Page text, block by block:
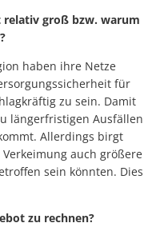
relativ groß bzw. warum
haben ihre Netze
für
zu sein. Damit
längerfristigen Ausfällen
Allerdings birgt
auch größere
sein könnten. Dies
zu rechnen?